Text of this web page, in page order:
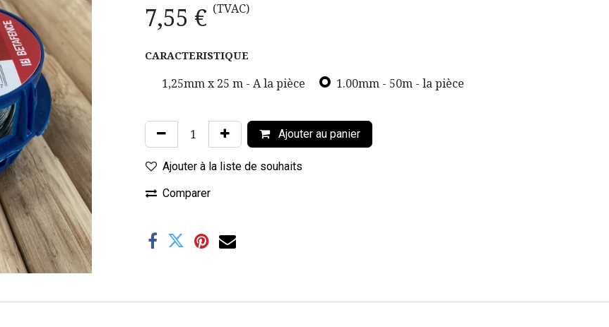
7,55 € (TVAC)
CARACTERISTIQUE
1,25mm x 25 m - A la pièce 1.00mm - 50m - la pièce
Ajouter au panier
Ajouter à la liste de souhaits
Comparer